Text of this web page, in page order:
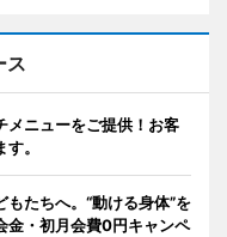
ス
メニューをご提供！お客
。
もたちへ。“動ける身体”を
金・初月会費0円キャンペ